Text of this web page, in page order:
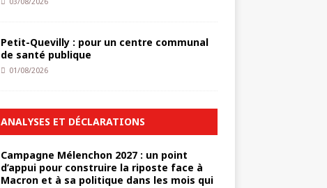
Petit-Quevilly : pour un centre communal
de santé publique
01/08/2026
ANALYSES ET DÉCLARATIONS
Campagne Mélenchon 2027 : un point
d’appui pour construire la riposte face à
Macron et à sa politique dans les mois qui